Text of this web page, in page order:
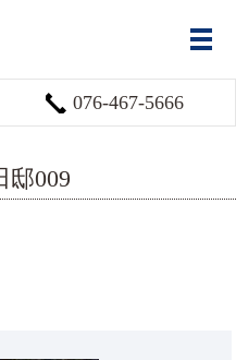
076-467-5666
メ
邸009